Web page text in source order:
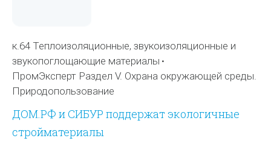
к.64 Теплоизоляционные, звукоизоляционные и
звукопоглощающие материалы
ПромЭксперт Раздел V. Охрана окружающей среды.
Природопользование
ДОМ.РФ и СИБУР поддержат экологичные
стройматериалы